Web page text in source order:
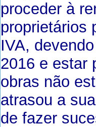
proceder à
proprietários
IVA,
2016 e estar
obras não
atrasou a
de fazer